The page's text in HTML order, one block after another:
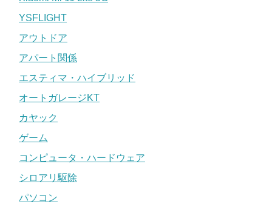
YSFLIGHT
アウトドア
アパート関係
エスティマ・ハイブリッド
オートガレージKT
カヤック
ゲーム
コンピュータ・ハードウェア
シロアリ駆除
パソコン